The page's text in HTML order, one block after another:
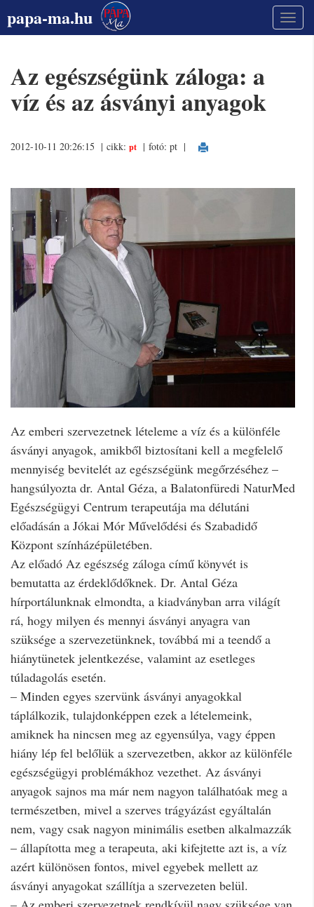
papa-ma.hu
Az egészségünk záloga: a
víz és az ásványi anyagok
2012-10-11 20:26:15 | cikk: pt | fotó: pt |
Az emberi szervezetnek lételeme a víz és a különféle
ásványi anyagok, amikből biztosítani kell a megfelelő
mennyiség bevitelét az egészségünk megőrzéséhez –
hangsúlyozta dr. Antal Géza, a Balatonfüredi NaturMed
Egészségügyi Centrum terapeutája ma délutáni
előadásán a Jókai Mór Művelődési és Szabadidő
Központ színházépületében.
Az előadó Az egészség záloga című könyvét is
bemutatta az érdeklődőknek. Dr. Antal Géza
hírportálunknak elmondta, a kiadványban arra világít
rá, hogy milyen és mennyi ásványi anyagra van
szüksége a szervezetünknek, továbbá mi a teendő a
hiánytünetek jelentkezése, valamint az esetleges
túladagolás esetén.
– Minden egyes szervünk ásványi anyagokkal
táplálkozik, tulajdonképpen ezek a lételemeink,
amiknek ha nincsen meg az egyensúlya, vagy éppen
hiány lép fel belőlük a szervezetben, akkor az különféle
egészségügyi problémákhoz vezethet. Az ásványi
anyagok sajnos ma már nem nagyon találhatóak meg a
természetben, mivel a szerves trágyázást egyáltalán
nem, vagy csak nagyon minimális esetben alkalmazzák
– állapította meg a terapeuta, aki kifejtette azt is, a víz
azért különösen fontos, mivel egyebek mellett az
ásványi anyagokat szállítja a szervezeten belül.